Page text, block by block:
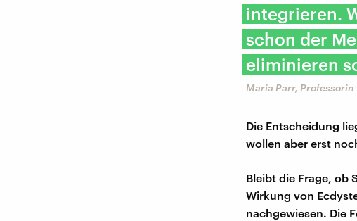
integrieren.
schon der
eliminieren
Maria Parr,
Die Entscheidung
wollen aber erst
Bleibt die Frage, ob
Wirkung von
nachgewiesen. Die